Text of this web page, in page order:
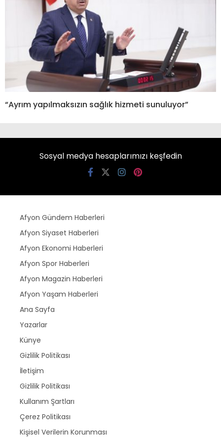
“Ayrım yapılmaksızın sağlık hizmeti sunuluyor”
Sosyal medya hesaplarımızı keşfedin
Afyon Gündem Haberleri
Afyon Siyaset Haberleri
Afyon Ekonomi Haberleri
Afyon Spor Haberleri
Afyon Magazin Haberleri
Afyon Yaşam Haberleri
Ana Sayfa
Yazarlar
Künye
Gizlilik Politikası
İletişim
Gizlilik Politikası
Kullanım Şartları
Çerez Politikası
Kişisel Verilerin Korunması